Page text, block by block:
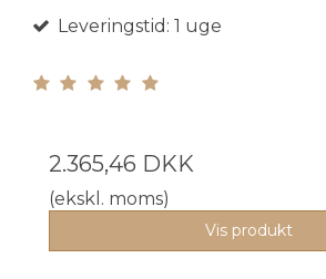
Leveringstid: 1 uge
2.365,46 DKK
(ekskl. moms)
Vis produkt